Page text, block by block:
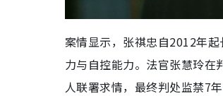
案情显示，张祺忠自2012年
力与自控能力。法官张慧玲
人联署求情，最终判处监禁7年